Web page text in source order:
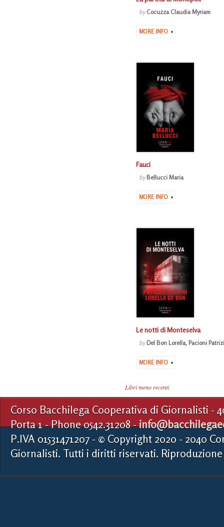
byCocuzza Claudia Myriam
MORE INFO
Fauci
byBellucci Maria
MORE INFO
Le notti di Monteselva
byDel Bon Lorella, Pacioni
MORE INFO
Libri meno recenti
Corso Bacchilega Cooperativa di Giornalisti -
Porta 1 - Phone 0542.31208 -
P.IVA 01531471207 - © Copyright 2020 - 2040
Giornalisti. Tutti i diritti riservati.